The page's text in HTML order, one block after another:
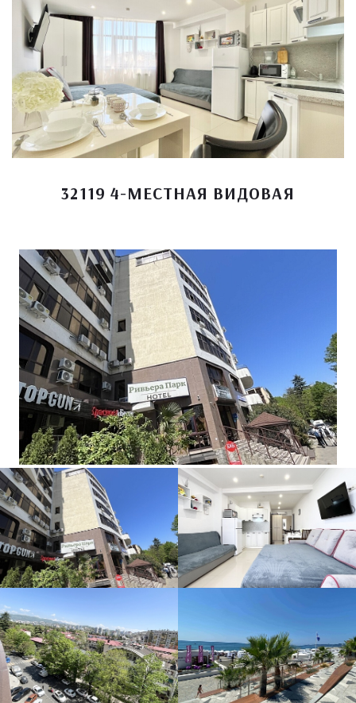
32119 4-МЕСТНАЯ ВИДОВАЯ